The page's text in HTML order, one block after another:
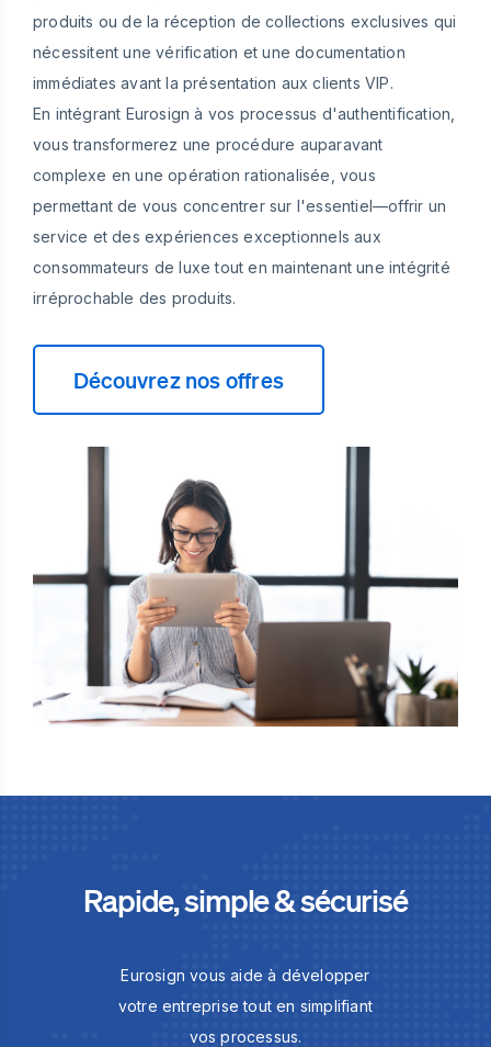
produits ou de la réception de collections exclusives qui
nécessitent une vérification et une documentation
immédiates avant la présentation aux clients VIP.
En intégrant Eurosign à vos processus d'authentification,
vous transformerez une procédure auparavant
complexe en une opération rationalisée, vous
permettant de vous concentrer sur l'essentiel—offrir un
service et des expériences exceptionnels aux
consommateurs de luxe tout en maintenant une intégrité
irréprochable des produits.
Découvrez nos offres
Rapide, simple & sécurisé
Eurosign vous aide à développer
votre entreprise tout en simplifiant
vos processus.